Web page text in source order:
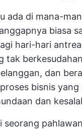
ada di mana-
biasa
hari-hari
tak
dan
bisnis yang
dan
seorang